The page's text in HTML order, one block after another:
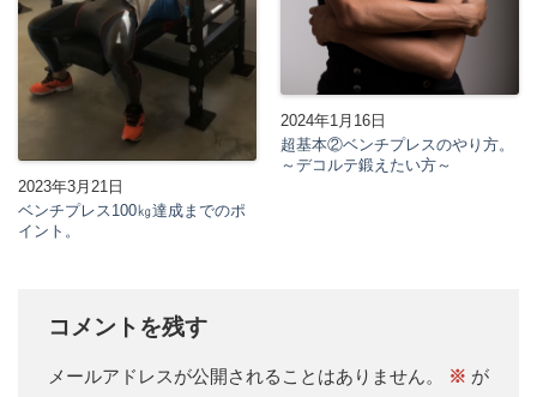
2023年3月21日
ベンチプレス100㎏達成までのポ
イント。
2024年1月16日
超基本②ベンチプレスのやり方。
～デコルテ鍛えたい方～
コメントを残す
メールアドレスが公開されることはありません。 ※ が